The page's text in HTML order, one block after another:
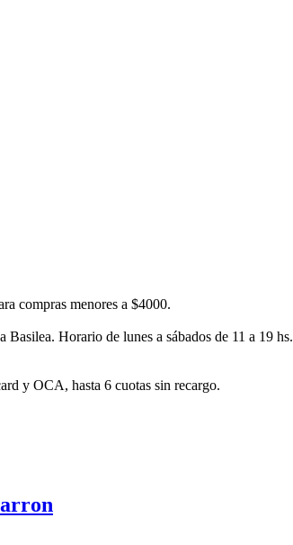
compras menores a $4000.
Basilea. Horario de lunes a sábados de 11 a 19 hs.
y OCA, hasta 6 cuotas sin recargo.